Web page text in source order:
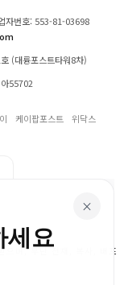
자번호: 553-81-03698
(대륭포스트타워8차)
55702
케이팝포스트 위닥스
으며, 무단 전재, 복사, 배포
×
세요